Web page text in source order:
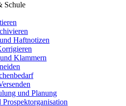
Schule
Haftnotizen
Klammern
und Planung
Prospektorganisation